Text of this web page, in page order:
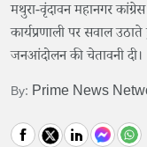
मथुरा-वृंदावन महानगर
कार्यप्रणाली पर सवाल
जनआंदोलन की चेतावनी दी।
By: Prime News